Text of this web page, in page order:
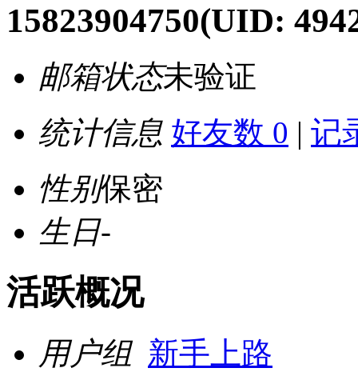
15823904750(UID:
邮箱状态未验证
统计信息 好友数 0 | 记
性别保密
生日-
活跃概况
用户组 新手上路